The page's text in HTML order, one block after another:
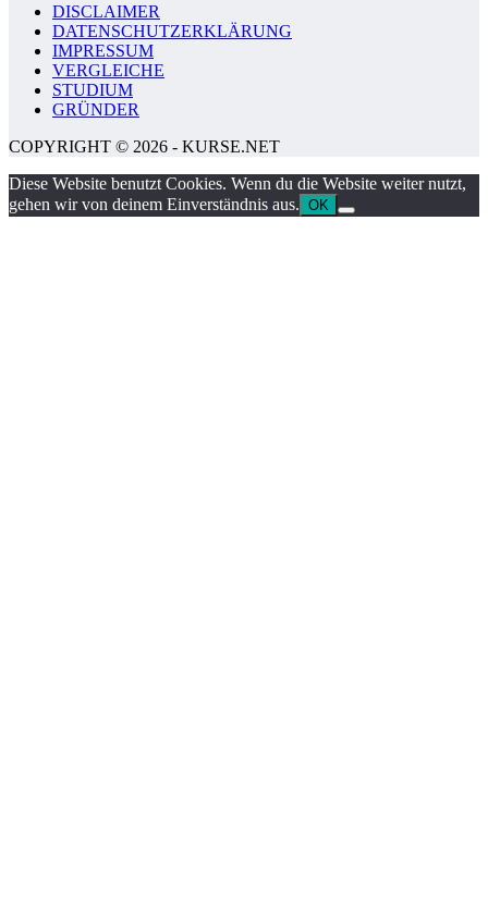
DISCLAIMER
DATENSCHUTZERKLÄRUNG
IMPRESSUM
VERGLEICHE
STUDIUM
GRÜNDER
COPYRIGHT © 2026 - KURSE.NET
Diese Website benutzt Cookies. Wenn du die Website weiter nutzt,
gehen wir von deinem Einverständnis aus. OK